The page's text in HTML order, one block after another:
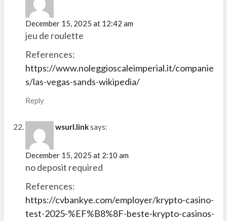
December 15, 2025 at 12:42 am
jeu de roulette
References:
https://www.noleggioscaleimperial.it/companie
s/las-vegas-sands-wikipedia/
Reply
wsurl.linksays:
December 15, 2025 at 2:10 am
no deposit required
References:
https://cvbankye.com/employer/krypto-casino-
test-2025-%EF%B8%8F-beste-krypto-casinos-